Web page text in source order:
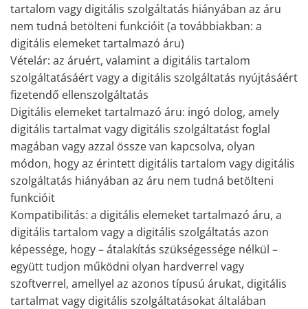
tartalom vagy digitális szolgáltatás hiányában az áru
nem tudná betölteni funkcióit (a továbbiakban: a
digitális elemeket tartalmazó áru)
Vételár: az áruért, valamint a digitális tartalom
szolgáltatásáért vagy a digitális szolgáltatás nyújtásáért
fizetendő ellenszolgáltatás
Digitális elemeket tartalmazó áru: ingó dolog, amely
digitális tartalmat vagy digitális szolgáltatást foglal
magában vagy azzal össze van kapcsolva, olyan
módon, hogy az érintett digitális tartalom vagy digitális
szolgáltatás hiányában az áru nem tudná betölteni
funkcióit
Kompatibilitás: a digitális elemeket tartalmazó áru, a
digitális tartalom vagy a digitális szolgáltatás azon
képessége, hogy – átalakítás szükségessége nélkül –
együtt tudjon működni olyan hardverrel vagy
szoftverrel, amellyel az azonos típusú árukat, digitális
tartalmat vagy digitális szolgáltatásokat általában